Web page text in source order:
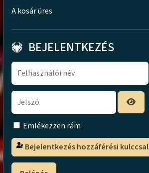
A kosár üres
BEJELENTKEZÉS
Emlékezzen rám
Bejelentkezés hozzáférési kulccsal